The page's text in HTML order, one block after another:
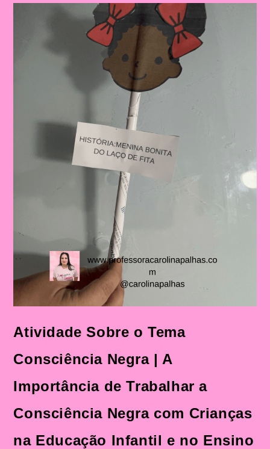
|
A
Importância
De
Trabalhar
Consciência
Negra
Com
Crianças
Na
Educação
No
Ensino
Fundamental
Atividade Sobre o Tema
Consciência Negra | A
Importância de Trabalhar a
Consciência Negra com Crianças
na Educação Infantil e no Ensino